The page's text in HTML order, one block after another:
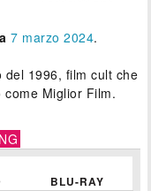
7 marzo 2024.
del 1996, film cult che
Miglior Film.
BLU-RAY